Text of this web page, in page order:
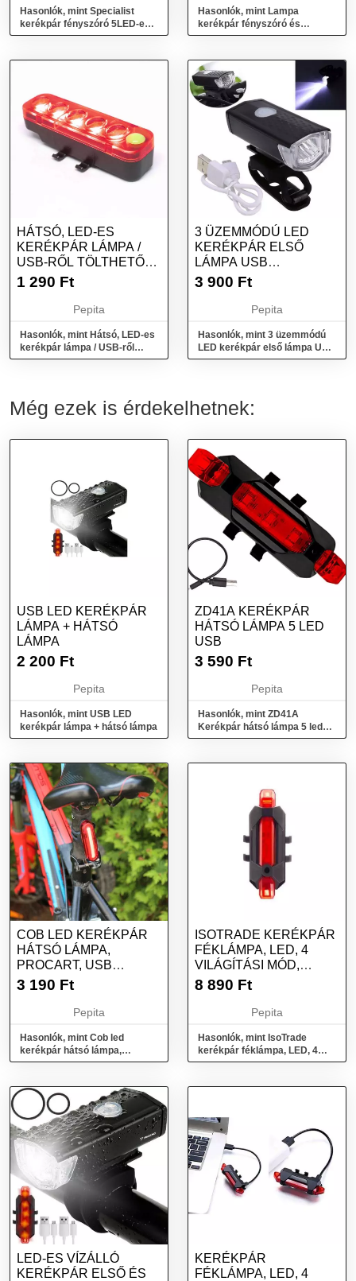
Hasonlók, mint Specialist
kerékpár fényszóró 5LED-es
kettős rögzítési rendszerrel
Hasonlók, mint Lampa
kerékpár fényszóró és
többfunkciós hátsó lámpa
HÁTSÓ, LED-ES
KERÉKPÁR LÁMPA /
USB-RŐL TÖLTHETŐ
(QX-W05)
1 290 Ft
Pepita
Hasonlók, mint Hátsó, LED-es
kerékpár lámpa / USB-ről
tölthető (QX-W05)
3 ÜZEMMÓDÚ LED
KERÉKPÁR ELSŐ
LÁMPA USB
ÚJRATÖLTHETŐ
3 900 Ft
Pepita
Hasonlók, mint 3 üzemmódú
LED kerékpár első lámpa USB
újratölthető
Még ezek is érdekelhetnek:
USB LED KERÉKPÁR
LÁMPA + HÁTSÓ
LÁMPA
2 200 Ft
Pepita
Hasonlók, mint USB LED
kerékpár lámpa + hátsó lámpa
ZD41A KERÉKPÁR
HÁTSÓ LÁMPA 5 LED
USB
3 590 Ft
Pepita
Hasonlók, mint ZD41A
Kerékpár hátsó lámpa 5 led
usb
COB LED KERÉKPÁR
HÁTSÓ LÁMPA,
PROCART, USB
ÚJRATÖLTHETŐ
3 190 Ft
Pepita
Hasonlók, mint Cob led
kerékpár hátsó lámpa,
procart, usb újratölthető
ISOTRADE KERÉKPÁR
FÉKLÁMPA, LED, 4
VILÁGÍTÁSI MÓD,
MŰANYAG, USB T...
8 890 Ft
Pepita
Hasonlók, mint IsoTrade
kerékpár féklámpa, LED, 4
világítási mód, műanyag, USB
LED-ES VÍZÁLLÓ
KERÉKPÁR ELSŐ ÉS
KERÉKPÁR
FÉKLÁMPA, LED, 4